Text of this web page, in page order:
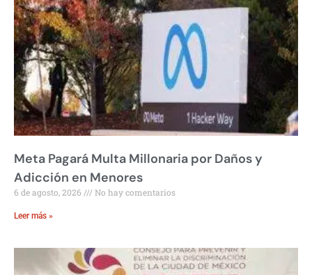
Meta Pagará Multa Millonaria por Daños y
Adicción en Menores
6 de agosto, 2026 No hay comentarios
Leer más »